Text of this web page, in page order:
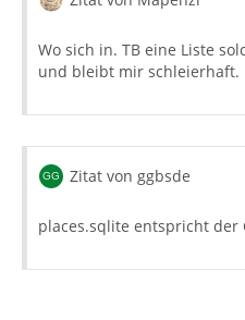
Wo sich in. TB eine Liste
und bleibt mir schleierhaft.
Zitat von ggbsde
places.sqlite entspricht der